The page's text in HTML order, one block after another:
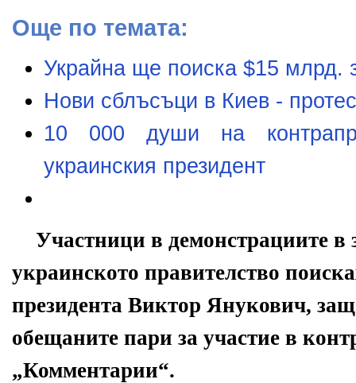
Още по темата:
Украйна ще поиска $15 млрд.
Нови сблъсъци в Киев -
10 000 души на
украинския президент
Участници в демонстрациите в
украинското правителство
президента Виктор Янукович,
обещаните пари за участие в
„Комментарии“.